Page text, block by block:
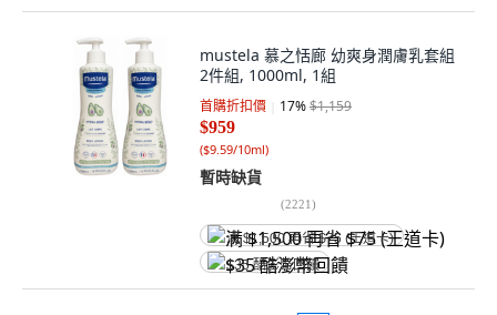
mustela 慕之恬廊 幼爽身潤膚乳套組
2件組, 1000ml, 1組
首購折扣價 17%$1,159
$959
($9.59/10ml)
暫時缺貨
(2221)
满 $1,500 再省 $75 (王道卡)
$35 酷澎幣回饋